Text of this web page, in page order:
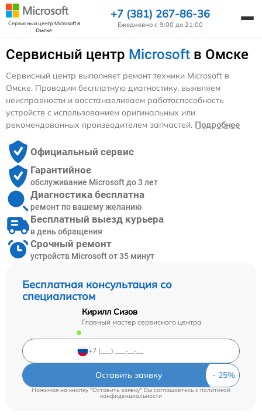
Сервисный центр Microsoftв
Омске
+7 (381) 267-86-36
Ежедневно с 9:00 до 21:00
Сервисный центр Microsoft в Омске
Бесплатная консультация со
специалистом
Кирилл Сизов
Главный мастер сервисного центра
Оставить заявку
Нажимая на кнопку "Оставить заявку" Вы соглашаетесь cполитикой
конфиденциальности
Сервисный центр выполняет ремонт техники Microsoft в
Омске. Проводим бесплатную диагностику, выявляем
неисправности и восстанавливаем работоспособность
устройств с использованием оригинальных или
рекомендованных производителем запчастей. Подробнее
Официальный сервис
Гарантийное
обслуживание Microsoft до 3 лет
Диагностика бесплатна
ремонт по вашему желанию
Бесплатный выезд курьера
в день обращения
Срочный ремонт
устройств Microsoft от 35 минут